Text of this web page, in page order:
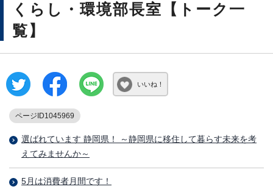
くらし・環境部長室【トーク一
覧】
いいね！
ページID1045969
選ばれています 静岡県！ ～静岡県に移住して暮らす未来を考
えてみませんか～
5月は消費者月間です！